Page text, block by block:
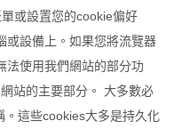
或設置您的cookie偏好
或設備上。如果您將流覽器
法使用我們網站的部分功
站的主要部分。 大多數必
這些cookies大多是持久化